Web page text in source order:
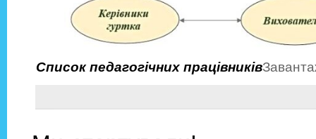
Список педагогічних працівників